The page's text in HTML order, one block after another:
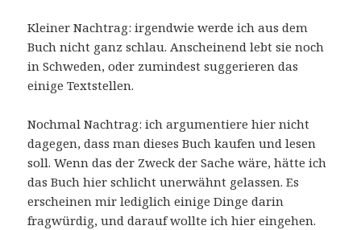
Kleiner Nachtrag: irgendwie werde ich aus dem
Buch nicht ganz schlau. Anscheinend lebt sie noch
in Schweden, oder zumindest suggerieren das
einige Textstellen.
Nochmal Nachtrag: ich argumentiere hier nicht
dagegen, dass man dieses Buch kaufen und lesen
soll. Wenn das der Zweck der Sache wäre, hätte ich
das Buch hier schlicht unerwähnt gelassen. Es
erscheinen mir lediglich einige Dinge darin
fragwürdig, und darauf wollte ich hier eingehen.